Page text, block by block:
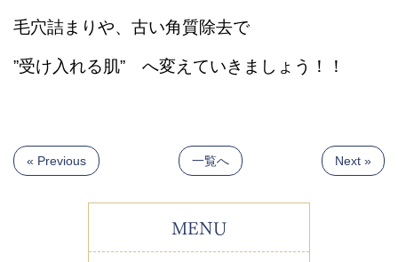
毛穴詰まりや、古い角質除去で
”受け入れる肌” へ変えていきましょう！！
« Previous 一覧へ Next »
MENU